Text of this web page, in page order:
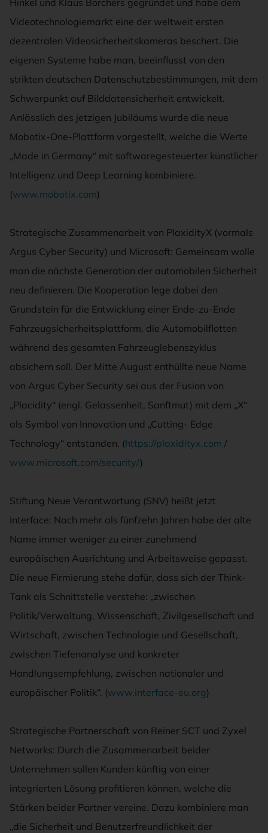
Hinkel und Klaus Borchers gegründet und habe dem
Videotechnologiemarkt eine der weltweit ersten
dezentralen Videosicherheitskameras beschert. Die
eigenen Systeme habe man, beeinflusst von den
strikten deutschen Datenschutzbestimmungen, mit dem
Schwerpunkt auf Bilddatensicherheit entwickelt.
Anlässlich des jetzigen Jubiläums wurde die neue
Mobotix-One-Plattform vorgestellt, welche die Werte
„Made in Germany“ mit softwaregesteuerter künstlicher
Intelligenz und Deep Learning kombiniere.
(www.mobotix.com)
Strategische Zusammenarbeit von PlaxidityX (vormals
Argus Cyber Security) und Microsoft: Gemeinsam wolle
man die nächste Generation der automobilen Sicherheit
neu definieren. Die Kooperation lege dabei den
Grundstein für die Entwicklung einer Ende-zu-Ende
Fahrzeugsicherheitsplattform, die Automobilflotten
während des gesamten Fahrzeuglebenszyklus
absichern soll. Der Mitte August enthüllte neue Name
von Argus Cyber Security sei aus der Fusion von
„Placidity“ (engl. Gelassenheit, Sanftmut) mit dem „X“
als Symbol von Innovation und „Cutting- Edge
Technology“ entstanden. (https://plaxidityx.com /
www.microsoft.com/security/)
Stiftung Neue Verantwortung (SNV) heißt jetzt
interface: Nach mehr als fünfzehn Jahren habe der alte
Name immer weniger zu einer zunehmend
europäischen Ausrichtung und Arbeitsweise gepasst.
Die neue Firmierung stehe dafür, dass sich der Think-
Tank als Schnittstelle verstehe: „zwischen
Politik/Verwaltung, Wissenschaft, Zivilgesellschaft und
Wirtschaft, zwischen Technologie und Gesellschaft,
zwischen Tiefenanalyse und konkreter
Handlungsempfehlung, zwischen nationaler und
europäischer Politik“. (www.interface-eu.org)
Strategische Partnerschaft von Reiner SCT und Zyxel
Networks: Durch die Zusammenarbeit beider
Unternehmen sollen Kunden künftig von einer
integrierten Lösung profitieren können, welche die
Stärken beider Partner vereine. Dazu kombiniere man
„die Sicherheit und Benutzerfreundlichkeit der